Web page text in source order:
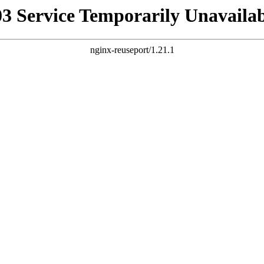
Service Temporarily
nginx-reuseport/1.21.1